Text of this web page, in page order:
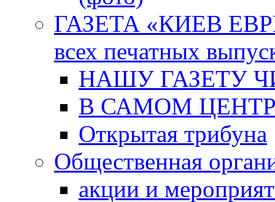
ГАЗЕТА «КИЕВ
всех печатных
НАШУ ГАЗЕТУ
В САМОМ
Открытая трибуна
Общественная
акции и